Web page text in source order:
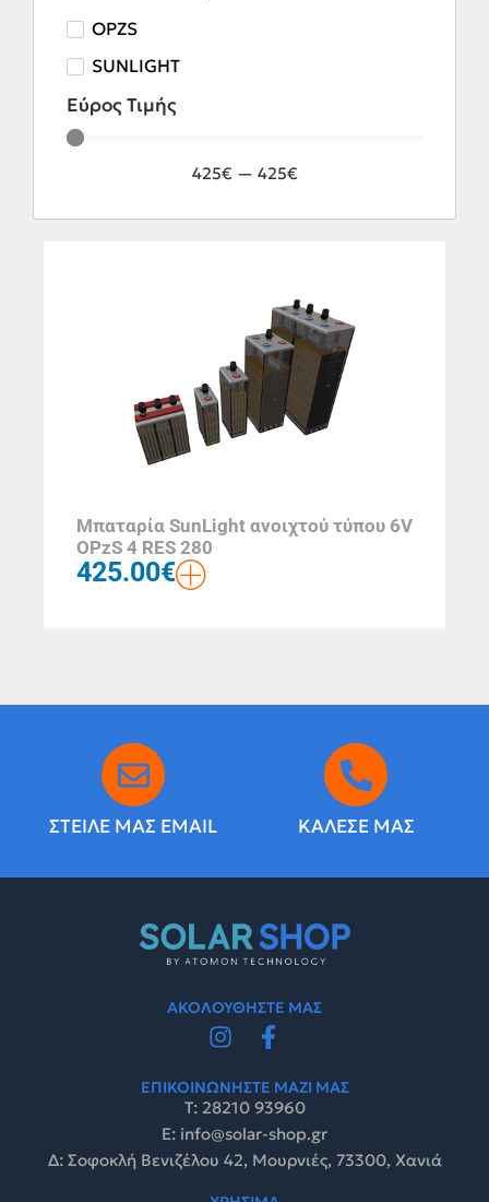
OPZS
SUNLIGHT
Εύρος Τιμής
425€ — 425€
Μπαταρία SunLight ανοιχτού τύπου 6V
OPzS 4 RES 280
425.00€
ΣΤΕΙΛΕ ΜΑΣ EMAIL ΚΑΛΕΣΕ ΜΑΣ
ΑΚΟΛΟΥΘΗΣΤΕ ΜΑΣ
ΕΠΙΚΟΙΝΩΝΗΣΤΕ ΜΑΖΙ ΜΑΣ
Τ: 28210 93960
E: info@solar-shop.gr
Δ: Σοφοκλή Βενιζέλου 42, Μουρνιές, 73300, Χανιά